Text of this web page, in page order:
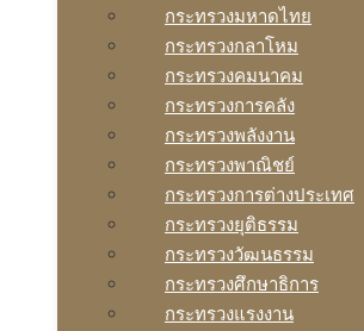
กระทรวงมหาดไทย
กระทรวงกลาโหม
กระทรวงคมนาคม
กระทรวงการคลัง
กระทรวงพลังงาน
กระทรวงพาณิชย์
กระทรวงการต่างประเทศ
กระทรวงยุติธรรม
กระทรวงวัฒนธรรม
กระทรวงศึกษาธิการ
กระทรวงแรงงาน